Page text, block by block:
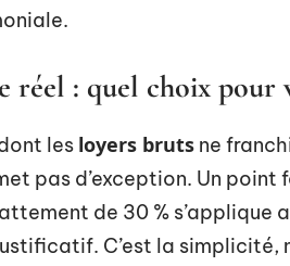
réel : quel choix pour
les loyers bruts ne
pas d’exception. Un point
de 30 % s’applique
C’est la simplicité,